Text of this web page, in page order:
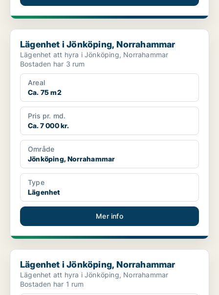
Lägenhet i Jönköping, Norrahammar
Lägenhet i Jönköping, Norrahammar
Lägenhet att hyra i Jönköping, Norrahammar
Bostaden har 3 rum
Areal
Ca. 75 m2
Pris pr. md.
Ca. 7 000 kr.
Område
Jönköping, Norrahammar
Type
Lägenhet
Mer info
Lägenhet i Jönköping, Norrahammar
Lägenhet i Jönköping, Norrahammar
Lägenhet att hyra i Jönköping, Norrahammar
Bostaden har 1 rum